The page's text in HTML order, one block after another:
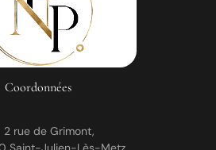
Coordonnées
2 rue de Grimont,